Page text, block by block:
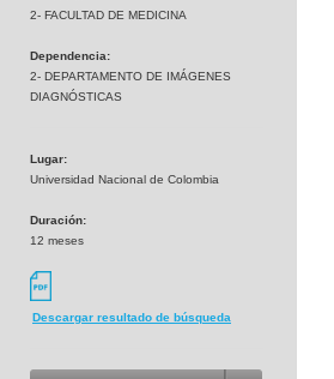
2- FACULTAD DE MEDICINA
Dependencia:
2- DEPARTAMENTO DE IMÁGENES
DIAGNÓSTICAS
Lugar:
Universidad Nacional de Colombia
Duración:
12 meses
Descargar resultado de búsqueda